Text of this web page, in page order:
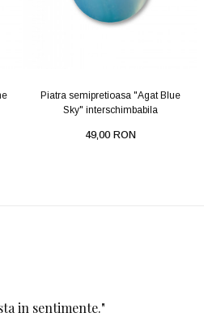
Piatra semipretioasa "Agat Blue
Sky" interschimbabila
49,00 RON
in sentimente."